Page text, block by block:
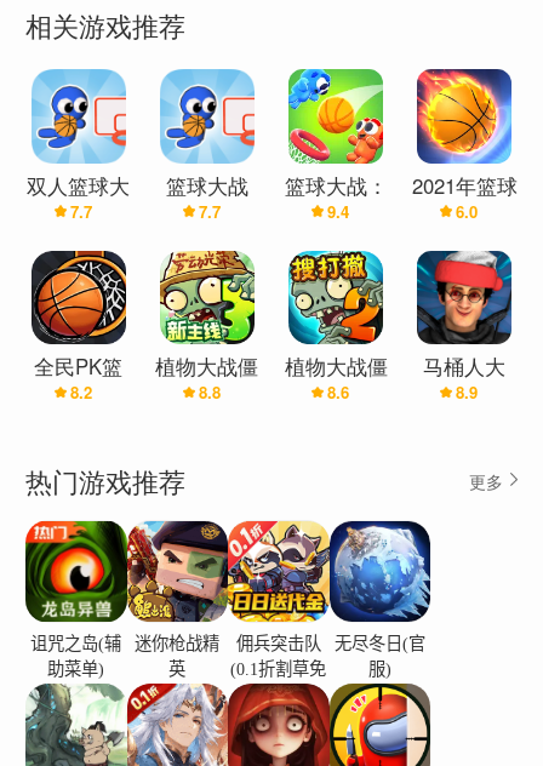
相关游戏推荐
双人篮球大
战
7.7
篮球大战
7.7
篮球大战：
重力射击
9.4
2021年篮球
大满贯！-
三对三热战
6.0
全民PK篮
球大作战
8.2
植物大战僵
尸3
8.8
植物大战僵
尸2
8.6
马桶人大
战:开放世
8.9
热门游戏推荐 更多
诅咒之岛(辅
助菜单)
迷你枪战精
英
佣兵突击队
(0.1折割草免
费版)
无尽冬日(官
服)